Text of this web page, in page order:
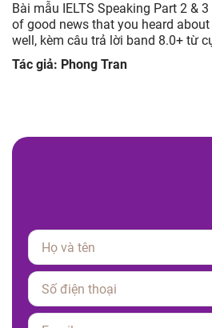
Bài mẫu IELTS Speaking Part 2 &
of good news that you heard
well, kèm câu trả lời band 8.0+ từ
câu hỏi mở rộng giúp luyện tập hiệu
Tác giả: Phong Tran